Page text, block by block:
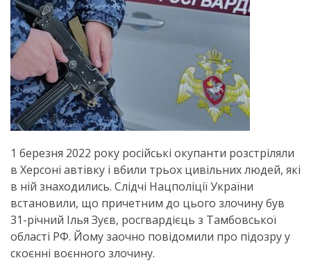
1 березня 2022 року російські окупанти розстріляли
в Херсоні автівку і вбили трьох цивільних людей, які
в ній знаходились. Слідчі Нацполіції України
встановили, що причетним до цього злочину був
31-річний Ілья Зуєв, росгвардієць з Тамбовської
області РФ. Йому заочно повідомили про підозру у
скоєнні воєнного злочину.